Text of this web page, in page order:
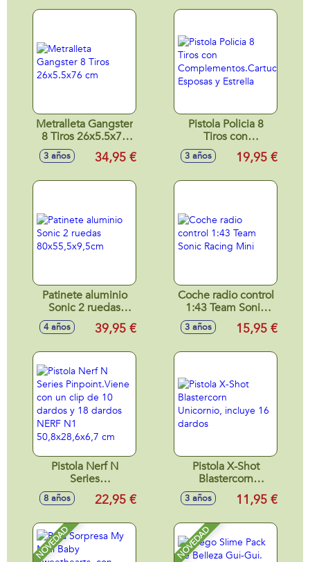
Metralleta Gangster
8 Tiros 26x5.5x76
3 años 34,95 €
Pistola Policia 8
Tiros con
Esposas y Estrella
3 años 19,95 €
Patinete aluminio
Sonic 2 ruedas
80x55,5x9,5cm
4 años 39,95 €
Coche radio control
1:43 Team Sonic
Racing Mini
3 años 15,95 €
Pistola Nerf N
Series
Pinpoint.Viene con
un clip de 10
NERF N1
50,8x28,6x6,7 cm
8 años 22,95 €
Pistola X-Shot
Blastercorn
Unicornio, incluye
16 dardos
3 años 11,95 €
NOVEDAD NOVEDAD